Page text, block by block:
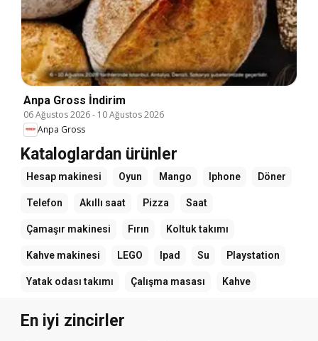
Anpa Gross İndirim
06 Ağustos 2026- 10 Ağustos 2026
Anpa Gross
Kataloglardan ürünler
Hesap makinesi Oyun Mango Iphone Döner
Telefon Akıllı saat Pizza Saat
Çamaşır makinesi Fırın Koltuk takımı
Kahve makinesi LEGO Ipad Su Playstation
Yatak odası takımı Çalışma masası Kahve
En iyi zincirler